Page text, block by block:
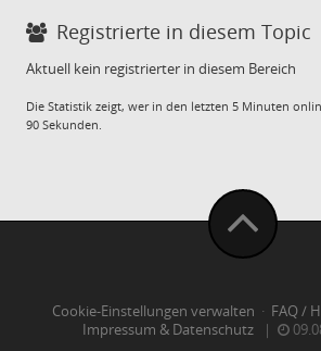
Registrierte in diesem Topic
Aktuell kein registrierter in diesem Bereich
Die Statistik zeigt, wer in den letzten 5 Minuten
90 Sekunden.
Cookie-Einstellungen verwalten · FAQ /
Impressum & Datenschutz|